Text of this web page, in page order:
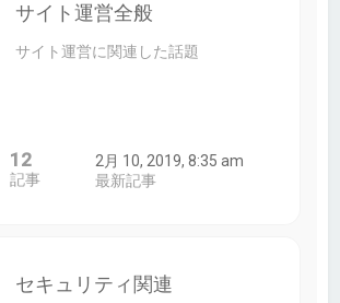
サイト運営全般
サイト運営に関連した話題
12
記事
2月 10, 2019, 8:35 am
最新記事
セキュリティ関連